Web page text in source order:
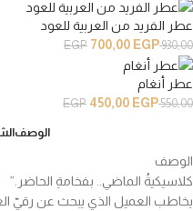
عطر الفريد من العربية للعود
930,00
EGP 700,00 EGP
عطر أنغام
550,00
EGP 450,00 EGP
الوصف
الوصف
كلاسيكيةُ الماضي.. بفخامةِ الحاضر.”
يخاطب العميل الذي يبحث عن رقيّ